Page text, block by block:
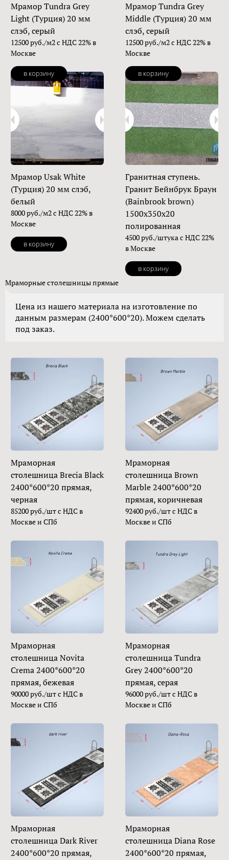
Мрамор Tundra Grey
Light (Турция) 20 мм
слэб, серый
12500 руб./м2 с НДС 22% в
Москве
в корзину
Мрамор Tundra Grey
Middle (Турция) 20 мм
слэб, серый
12500 руб./м2 с НДС 22% в
Москве
в корзину
Мрамор Usak White
(Турция) 20 мм слэб,
белый
8000 руб./м2 с НДС 22% в
Москве
в корзину
Гранитная ступень.
Гранит Бейнбрук Браун
(Bainbrook brown)
1500х350х20
полированная
4500 руб./штука с НДС 22%
в Москве
в корзину
Мраморные столешницы прямые
Цена из нашего материала на изготовление по
данным размерам (2400*600*20). Можем сделать
под заказ.
Мраморная
столешница Brecia Black
2400*600*20 прямая,
черная
85200 руб./шт с НДС в
Москве и СПб
Мраморная
столешница Brown
Marble 2400*600*20
прямая, коричневая
92400 руб./шт с НДС в
Москве и СПб
Мраморная
столешница Novita
Crema 2400*600*20
прямая, бежевая
90000 руб./шт с НДС в
Москве и СПб
Мраморная
столешница Tundra
Grey 2400*600*20
прямая, серая
96000 руб./шт с НДС в
Москве и СПб
Мраморная
столешница Dark River
2400*600*20 прямая,
Мраморная
столешница Diana Rose
2400*600*20 прямая,